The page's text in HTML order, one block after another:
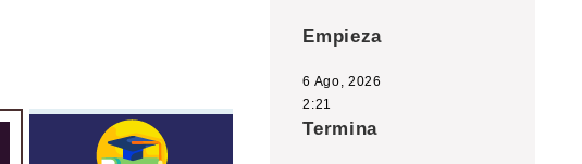
Empieza
6 Ago, 2026
2:21
Termina